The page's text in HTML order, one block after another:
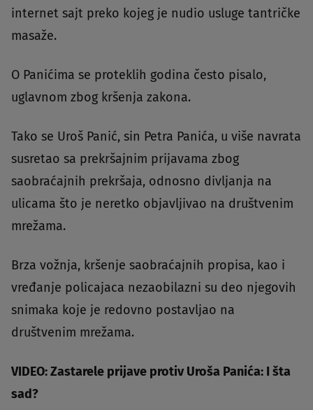
internet sajt preko kojeg je nudio usluge tantričke
masaže.
O Panićima se proteklih godina često pisalo,
uglavnom zbog kršenja zakona.
Tako se Uroš Panić, sin Petra Panića, u više navrata
susretao sa prekršajnim prijavama zbog
saobraćajnih prekršaja, odnosno divljanja na
ulicama što je neretko objavljivao na društvenim
mrežama.
Brza vožnja, kršenje saobraćajnih propisa, kao i
vređanje policajaca nezaobilazni su deo njegovih
snimaka koje je redovno postavljao na
društvenim mrežama.
VIDEO: Zastarele prijave protiv Uroša Panića: I šta
sad?